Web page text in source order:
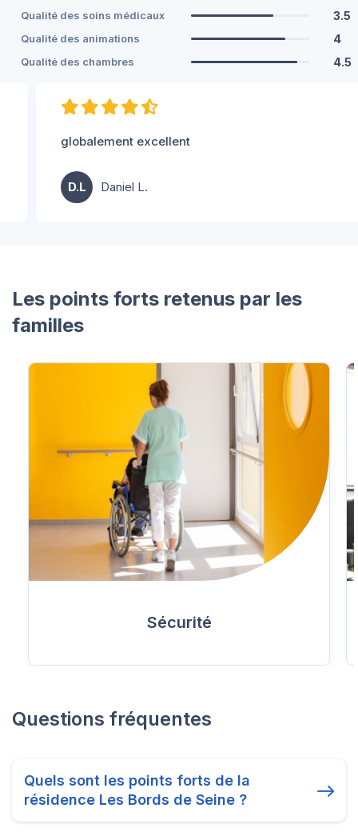
Qualité des soins médicaux 3.5
Qualité des animations 4
Qualité des chambres 4.5
globalement excellent
Daniel L.
Les points forts retenus par les
familles
Sécurité
Questions fréquentes
Quels sont les points forts de la
résidence Les Bords de Seine ?